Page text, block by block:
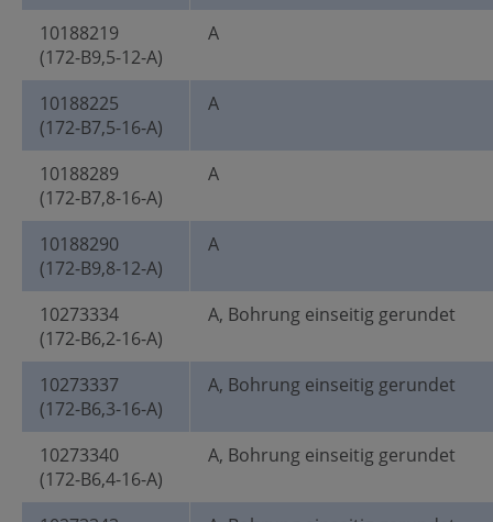
10188219
(172-B9,5-12-A)
A
10188225
(172-B7,5-16-A)
A
10188289
(172-B7,8-16-A)
A
10188290
(172-B9,8-12-A)
A
10273334
(172-B6,2-16-A)
A, Bohrung einseitig gerundet
10273337
(172-B6,3-16-A)
A, Bohrung einseitig gerundet
10273340
(172-B6,4-16-A)
A, Bohrung einseitig gerundet